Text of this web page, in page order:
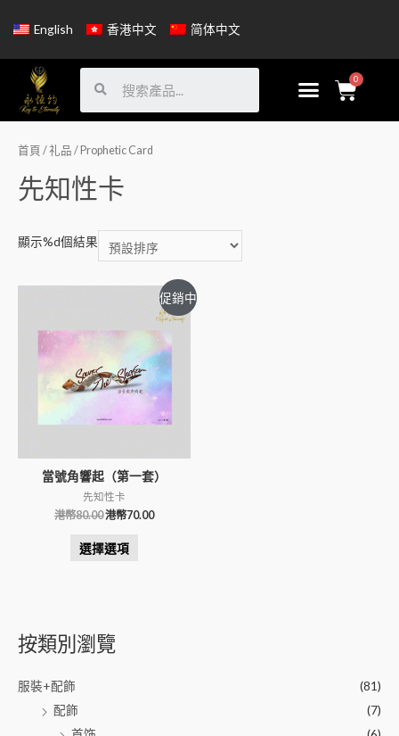
English 香港中文 简体中文
按類別瀏覽
服裝+配飾
(81)
配飾
(7)
首頁 /礼品 / Prophetic Card
先知性卡
顯示%d個結果
促銷中
當號角響起（第一套）
先知性卡
港幣80.00港幣70.00
選擇選項